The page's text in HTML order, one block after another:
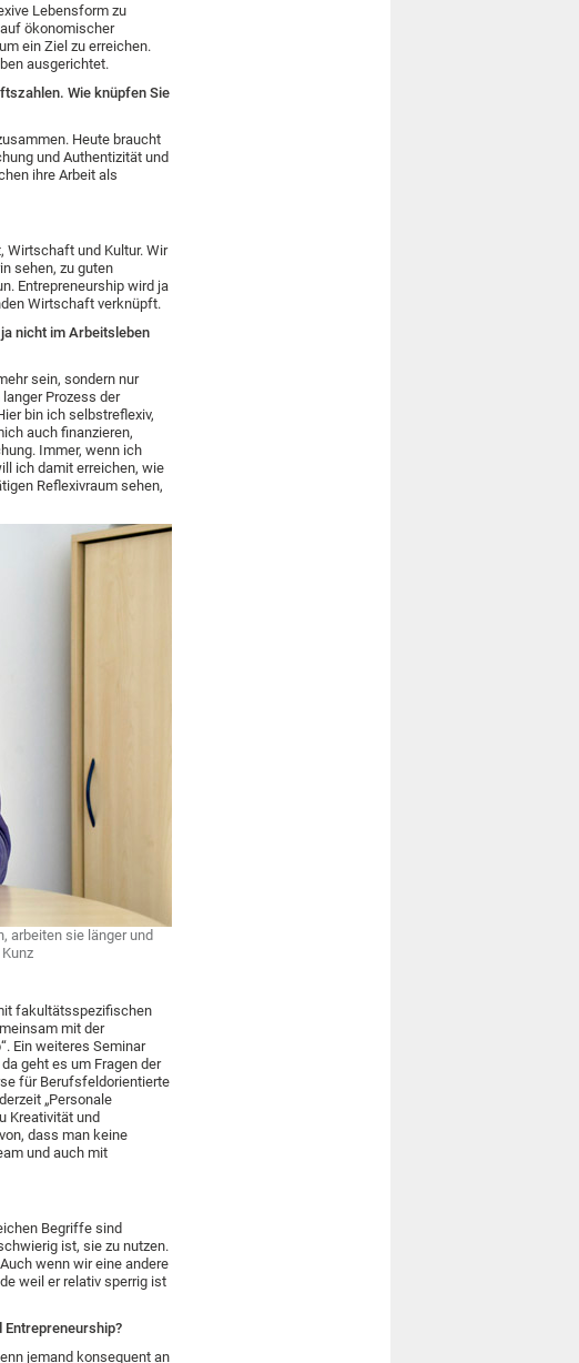
Lebensform zu
ökonomischer
ein Ziel zu erreichen.
ausgerichtet.
Wie knüpfen Sie
Heute braucht
und Authentizität und
ihre Arbeit als
Wirtschaft und Kultur. Wir
sehen, zu guten
Entrepreneurship wird ja
Wirtschaft verknüpft.
nicht im Arbeitsleben
sein, sondern nur
Prozess der
bin ich selbstreflexiv,
auch finanzieren,
Immer, wenn ich
ich damit erreichen, wie
Reflexivraum sehen,
arbeiten sie länger und
fakultätsspezifischen
mit der
Ein weiteres Seminar
geht es um Fragen der
für Berufsfeldorientierte
„Personale
Kreativität und
dass man keine
und auch mit
Begriffe sind
ist, sie zu nutzen.
wenn wir eine andere
weil er relativ sperrig ist
Entrepreneurship?
jemand konsequent an